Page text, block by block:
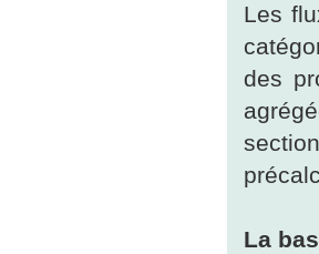
Les
des
La